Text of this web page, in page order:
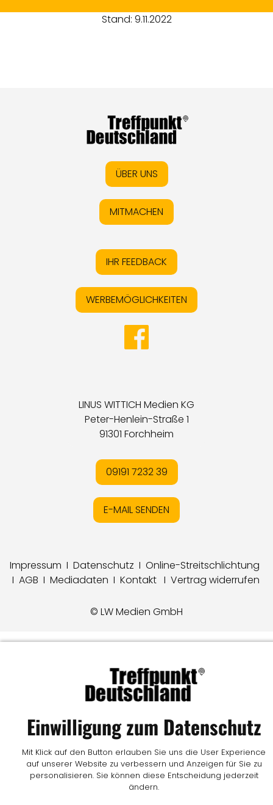
Stand: 9.11.2022
ÜBER UNS
MITMACHEN
IHR FEEDBACK
WERBEMÖGLICHKEITEN
LINUS WITTICH Medien KG
Peter-Henlein-Straße 1
91301 Forchheim
09191 7232 39
E-MAIL SENDEN
Impressum I Datenschutz I Online-Streitschlichtung
I AGB I Mediadaten I Kontakt I Vertrag widerrufen
© LW Medien GmbH
Einwilligung zum Datenschutz
Mit Klick auf den Button erlauben Sie uns die User Experience
auf unserer Website zu verbessern und Anzeigen für Sie zu
personalisieren. Sie können diese Entscheidung jederzeit
ändern.